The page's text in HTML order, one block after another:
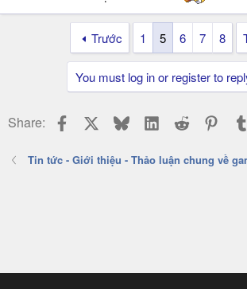
Trước 1 5 6 7 8
You must log in or register to
Share: Facebook BlueskyLinkedIn
Reddit
Tin tức - Giới thiệu - Thảo luận chung về